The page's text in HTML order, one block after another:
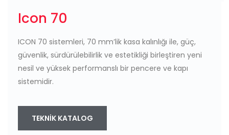
Icon 70
ICON 70 sistemleri, 70 mm’lik kasa kalınlığı ile, güç,
güvenlik, sürdürülebilirlik ve estetikliği birleştiren yeni
nesil ve yüksek performanslı bir pencere ve kapı
sistemidir.
TEKNIK KATALOG